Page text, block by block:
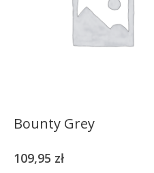
Bounty Grey
109,95 zł